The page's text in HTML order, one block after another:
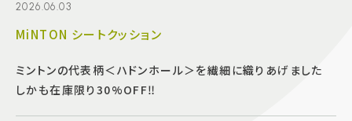
2026.06.03
MiNTON シートクッション
ミントンの代表柄＜ハドンホール＞を繊細に織りあげました
しかも在庫限り30%OFF‼️